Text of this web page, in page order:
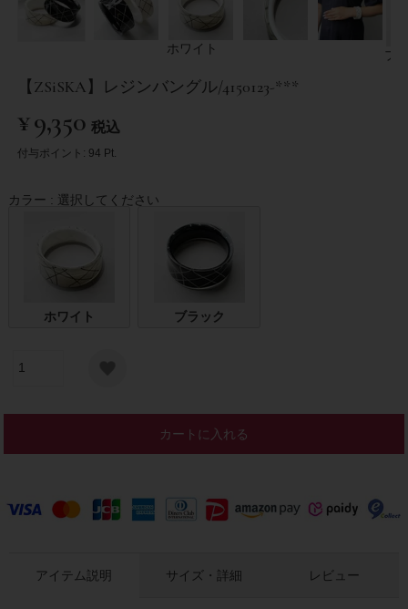
ホワイト ブ
【ZSiSKA】レジンバングル/4150123-***
¥9,350 税込
付与ポイント: 94 Pt.
カラー 選択してください
ホワイト ブラック
カートに入れる
アイテム説明 サイズ・詳細 レビュー